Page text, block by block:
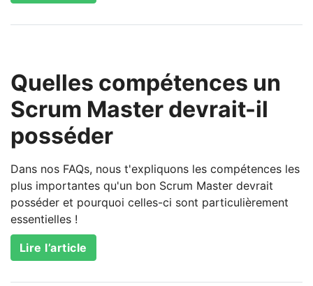
Quelles compétences un
Scrum Master devrait-il
posséder
Dans nos FAQs, nous t'expliquons les compétences les
plus importantes qu'un bon Scrum Master devrait
posséder et pourquoi celles-ci sont particulièrement
essentielles !
Lire l’article